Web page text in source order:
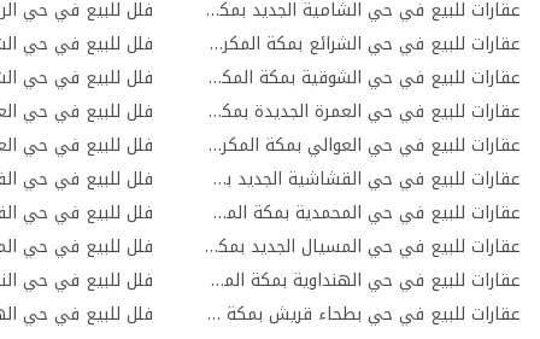
عقارات للبيع في حي الشامية الجديد بمكة المكرمة
عقارات للبيع في حي الشرائع بمكة المكرمة
عقارات للبيع في حي الشوقية بمكة المكرمة
عقارات للبيع في حي العمرة الجديدة بمكة المكرمة
عقارات للبيع في حي العوالي بمكة المكرمة
عقارات للبيع في حي القشاشية الجديد بمكة المكرمة
عقارات للبيع في حي المحمدية بمكة المكرمة
عقارات للبيع في حي المسيال الجديد بمكة المكرمة
عقارات للبيع في حي الهنداوية بمكة المكرمة
عقارات للبيع في حي بطحاء قريش بمكة المكرمة
فلل للبيع في حي
فلل للبيع في حي
فلل للبيع في حي
فلل للبيع في حي
فلل للبيع في حي